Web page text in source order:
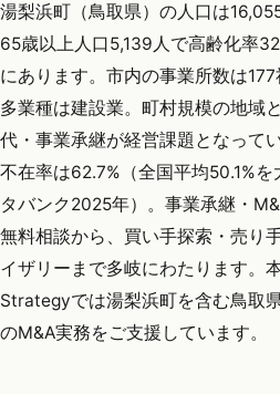
湯梨浜町（鳥取県）の人口は
65歳以上人口5,139人で高齢化率
にあります。市内の事業所数は
多業種は建設業。町村規模の地域
代・事業承継が経営課題となって
不在率は62.7%（全国平均50.1%
タバンク2025年）。事業承継・
無料相談から、買い手探索・売り
イザリーまで多岐にわたります。
Strategyでは湯梨浜町を含む鳥取
のM&A実務をご支援しています。